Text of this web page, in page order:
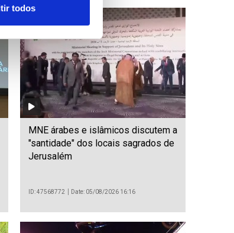
todos
MNE árabes e islâmicos discutem a
"santidade" dos locais sagrados de
Jerusalém
ID: 47568772 Date: 05/08/2026 16:16